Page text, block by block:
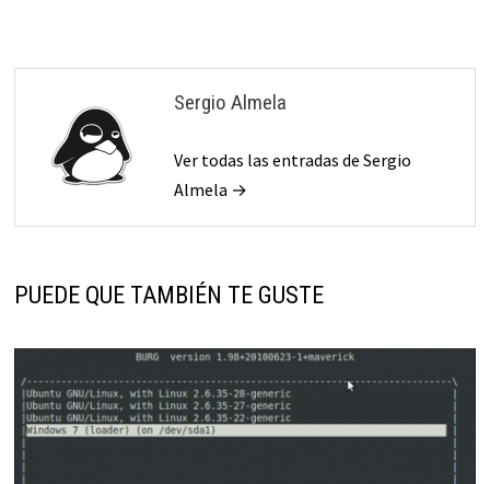
Sergio Almela
Ver todas las entradas de Sergio
Almela →
PUEDE QUE TAMBIÉN TE GUSTE